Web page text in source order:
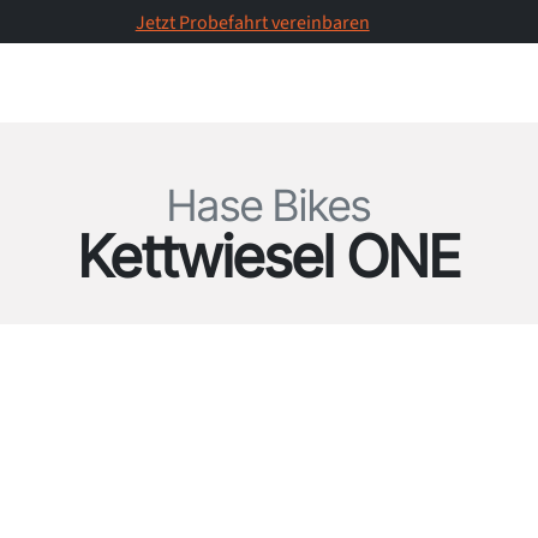
Jetzt Probefahrt vereinbaren
Hase Bikes
Kettwiesel ONE